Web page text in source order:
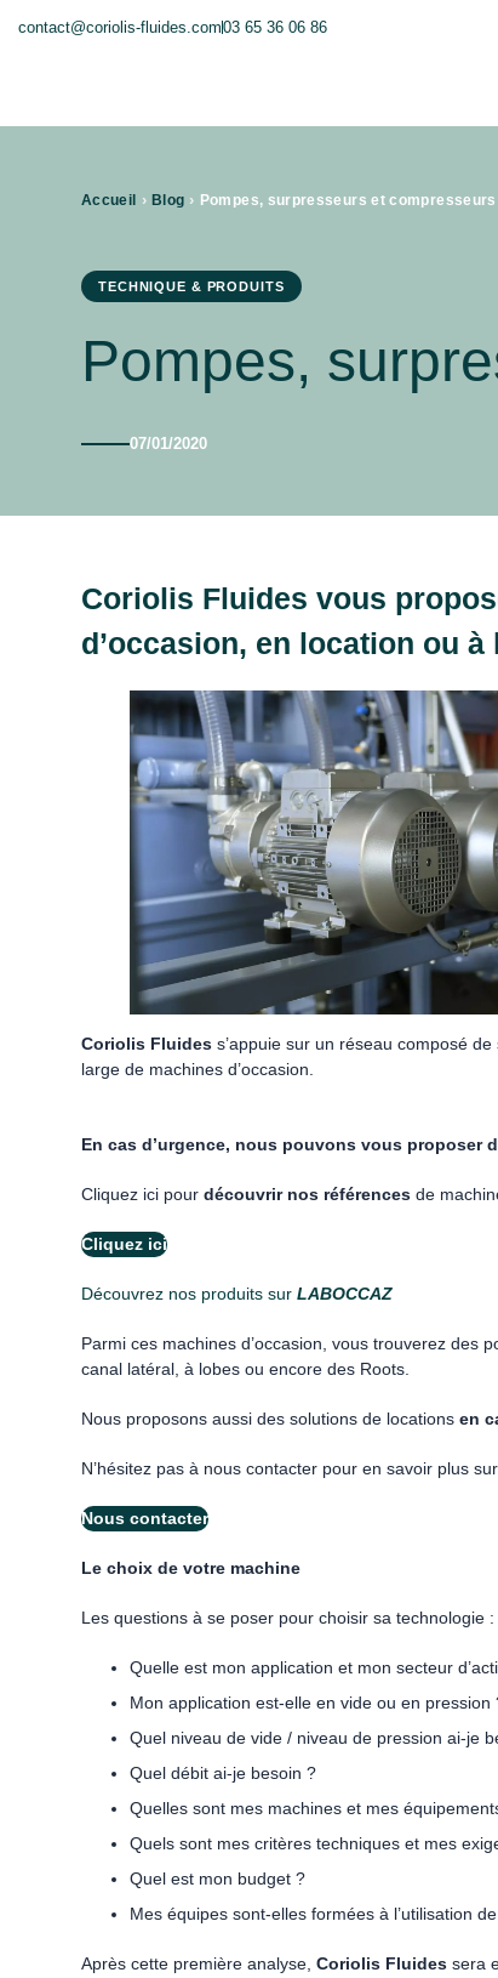
contact@coriolis-fluides.com03 65 36 06 86
Accueil › Blog ›
TECHNIQUE & PRODUITS
Pompes,
07/01/2020
Coriolis Fluides vous
d’occasion, en location ou à
Coriolis Fluides s’appuie sur un réseau composé
large de machines d’occasion.
En cas d’urgence, nous pouvons vous proposer
Cliquez ici pour découvrir nos références de
Cliquez ici
Découvrez nos produits sur LABOCCAZ
Parmi ces machines d’occasion, vous trouverez des
canal latéral, à lobes ou encore des Roots.
Nous proposons aussi des solutions de locations en
N’hésitez pas à nous contacter pour en savoir plus
Nous contacter
Le choix de votre machine
Les questions à se poser pour choisir sa technologie :
Quelle est mon application et mon secteur
Mon application est-elle en vide ou en pression
Quel niveau de vide / niveau de pression ai-je
Quel débit ai-je besoin ?
Quelles sont mes machines et mes
Quels sont mes critères techniques et mes
Quel est mon budget ?
Mes équipes sont-elles formées à l’utilisation
Après cette première analyse, Coriolis Fluides sera